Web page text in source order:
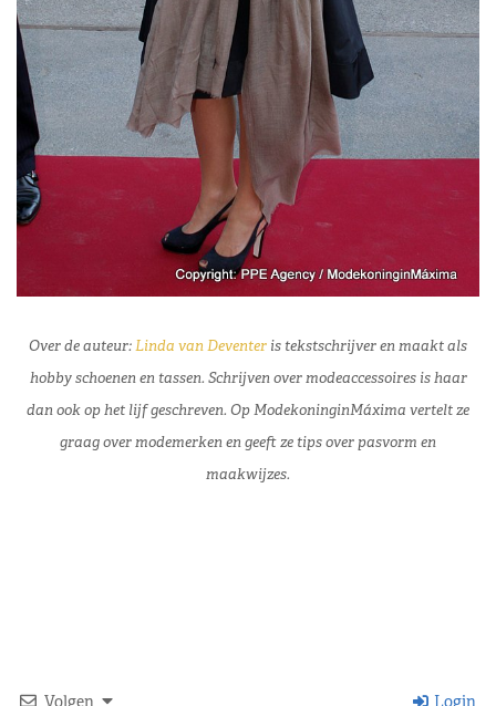
Over de auteur:Linda van Deventer is tekstschrijver en maakt als
hobby schoenen en tassen. Schrijven over modeaccessoires is haar
dan ook op het lijf geschreven. Op ModekoninginMáxima vertelt ze
graag over modemerken en geeft ze tips over pasvorm en
maakwijzes.
Volgen Login